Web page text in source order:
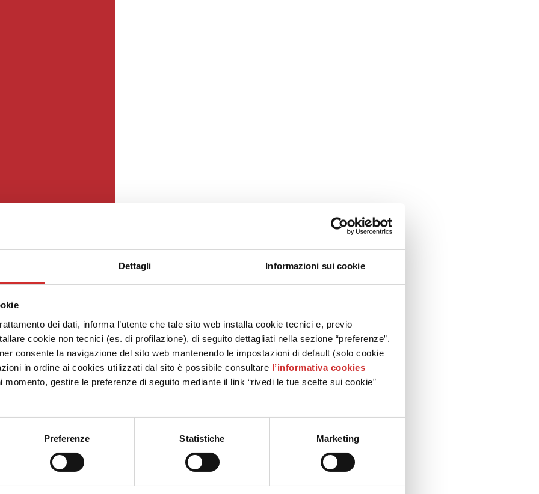
Dettagli Informazioni sui cookie
dei dati, informa l’utente che tale sito web installa cookie tecnici e, previo
cookie non tecnici (es. di profilazione), di seguito dettagliati nella sezione “preferenze”.
consente la navigazione del sito web mantenendo le impostazioni di default (solo cookie
in ordine ai cookies utilizzati dal sito è possibile consultare l’informativa cookies
momento, gestire le preferenze di seguito mediante il link “rivedi le tue scelte sui cookie”
Preferenze Statistiche Marketing